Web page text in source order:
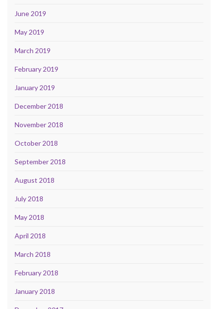
June 2019
May 2019
March 2019
February 2019
January 2019
December 2018
November 2018
October 2018
September 2018
August 2018
July 2018
May 2018
April 2018
March 2018
February 2018
January 2018